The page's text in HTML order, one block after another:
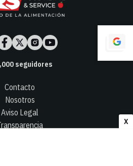
X
seguidores
Contacto
Nosotros
Aviso Legal